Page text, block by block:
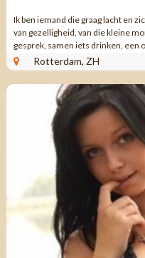
Ik ben iemand die graag lacht en
van gezelligheid, van die kleine
gesprek, samen iets drinken, een
voor contact ...
Rotterdam, ZH